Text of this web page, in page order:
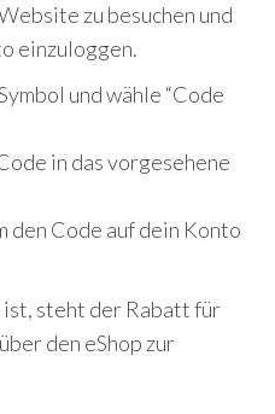
zu besuchen und
einzuloggen.
und wähle “Code
in das vorgesehene
den Code auf dein Konto
steht der Rabatt für
den eShop zur